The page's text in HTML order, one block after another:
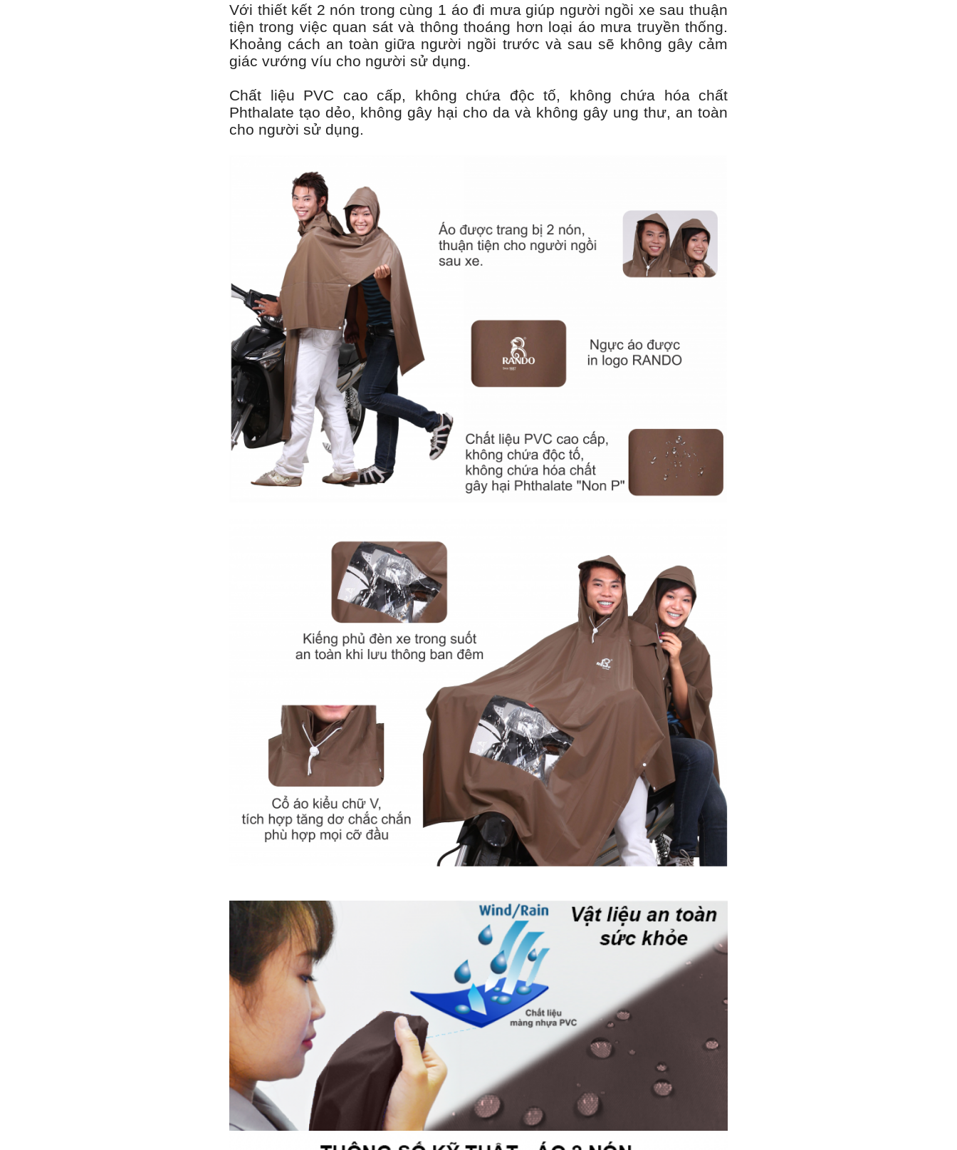
Với thiết kết 2 nón trong cùng 1 áo đi mưa giúp người ngồi xe sau thuận
tiện trong việc quan sát và thông thoáng hơn loại áo mưa truyền thống.
Khoảng cách an toàn giữa người ngồi trước và sau sẽ không gây cảm
giác vướng víu cho người sử dụng.
Chất liệu PVC cao cấp, không chứa độc tố, không chứa hóa chất
Phthalate tạo dẻo, không gây hại cho da và không gây ung thư, an toàn
cho người sử dụng.